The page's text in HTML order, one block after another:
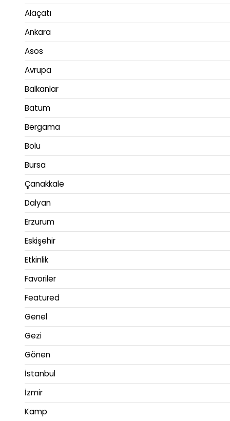
Alaçatı
Ankara
Asos
Avrupa
Balkanlar
Batum
Bergama
Bolu
Bursa
Çanakkale
Dalyan
Erzurum
Eskişehir
Etkinlik
Favoriler
Featured
Genel
Gezi
Gönen
İstanbul
İzmir
Kamp